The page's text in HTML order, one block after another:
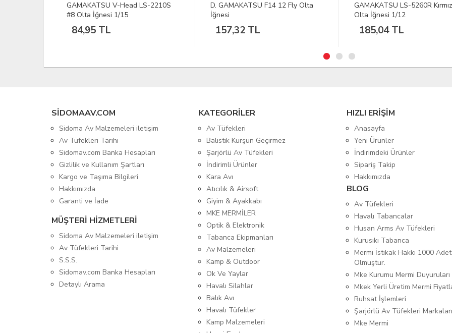
D. GAMAKATSU F14 12 Fly Olta
İğnesi
157,32 TL
GAMAKATSU LS-5260R Kırmızı #8
Olta İğnesi 1/12
185,04 TL
SPRO HS 810 Playboy 135
Silikon Yem 1/4
279,23 TL
SIDOMAAV.COM
Sidoma Av Malzemeleri iletişim
Av Tüfekleri Tarihi
Sidomav.com Banka Hesapları
Gizlilik ve Kullanım Şartları
Kargo ve Taşıma Bilgileri
Hakkımızda
Garanti ve İade
MÜŞTERİ HİZMETLERİ
Sidoma Av Malzemeleri iletişim
Av Tüfekleri Tarihi
S.S.S.
Sidomav.com Banka Hesapları
Detaylı Arama
KATEGORİLER
Av Tüfekleri
Balistik Kurşun Geçirmez
Şarjörlü Av Tüfekleri
İndirimli Ürünler
Kara Avı
Atıcılık & Airsoft
Giyim & Ayakkabı
MKE MERMİLER
Optik & Elektronik
Tabanca Ekipmanları
Av Malzemeleri
Kamp & Outdoor
Ok Ve Yaylar
Havalı Silahlar
Balık Avı
Havalı Tüfekler
Kamp Malzemeleri
HIZLI ERİŞİM
Anasayfa
Yeni Ürünler
İndirimdeki Ürünler
Sipariş Takip
Hakkımızda
BLOG
Av Tüfekleri
Havalı Tabancalar
Husan Arms Av Tüfekleri
Kurusıkı Tabanca
Mermi İstikak Hakkı 1000 Adet
Olmuştur.
Mke Kurumu Mermi
Mkek Yerli Üretim Mermi
Ruhsat İşlemleri
Şarjörlü Av Tüfekleri Markaları
Mke Mermi